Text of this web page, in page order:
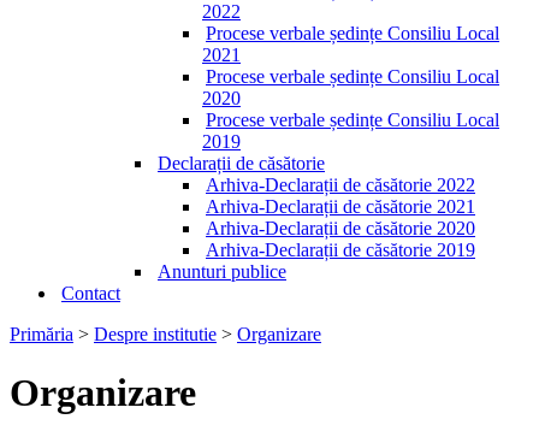
2022
Procese verbale ședințe Consiliu Local
2021
Procese verbale ședințe Consiliu Local
2020
Procese verbale ședințe Consiliu Local
2019
Declarații de căsătorie
Arhiva-Declarații de căsătorie 2022
Arhiva-Declarații de căsătorie 2021
Arhiva-Declarații de căsătorie 2020
Arhiva-Declarații de căsătorie 2019
Anunturi publice
Contact
Primăria > Despre institutie > Organizare
Organizare